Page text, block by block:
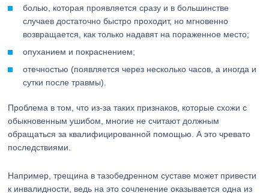
болью, которая проявляется сразу и в большинстве
случаев достаточно быстро проходит, но мгновенно
возвращается, как только надавят на пораженное место;
опуханием и покраснением;
отечностью (появляется через несколько часов, а иногда и
сутки после травмы).
Проблема в том, что из-за таких признаков, которые схожи с
обыкновенным ушибом, многие не считают должным
обращаться за квалифицированной помощью. А это чревато
последствиями.
Например, трещина в тазобедренном суставе может привести
к инвалидности, ведь на это сочленение оказывается одна из